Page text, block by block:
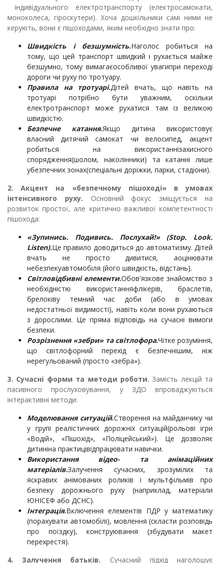
індивідуального електротранспорту (електросамокати,
моноколеса, гіроскутери). Хоча дошкільники самі ними не
керують, вони є пішоходами, яким необхідно знати про:
Швидкість і безшумність.Наголос робиться на
тому, що цей транспорт швидкий і рухається майже
безшумно, тому вимагаєособливої увагипри переході
дороги чи руху по тротуару.
Правила на тротуарі.Дітей вчать, що навіть на
тротуарі потрібно бути уважним, оскільки
електротранспорт може рухатися там із великою
швидкістю.
Безпечне катання.Якщо дитина використовує
власний дитячий самокат чи велосипед, акцент
робиться на використаннізахисного
спорядження(шолом, наколінники) та катанні лише
убезпечних зонах(спеціальні доріжки, парки, стадіони).
2. Акцент на «безпечному пішоході» в умовах
інтенсивного руху. Основний фокус зміщується на
розвиток простої, але критично важливої компетентності
пішохода:
«Зупинись. Подивись. Послухай!» (Stop. Look.
Listen).Це правило доводиться до автоматизму. Дітей
вчать не просто дивитися, аоцінювати
небезпекуавтомобіля (його швидкість, відстань).
Світловідбивні елементи.Обов'язкове знайомство з
необхідністю використанняфлікерів, браслетів,
брелоківу темний час доби (або в умовах
недостатньої видимості), навіть коли вони рухаються
з дорослими. Це пряма відповідь на сучасні вимоги
безпеки.
Розрізнення «зебри» та світлофора.Чітке розуміння,
що світлофорний перехід є безпечнішим, ніж
нерегульований (просто «зебра»).
3. Сучасні форми та методи роботи.Замість лекцій та
пасивного прослуховування, у ЗДО впроваджуються
інтерактивні методи:
Моделювання ситуацій.Створення на майданчику чи
у групі реалістичних дорожніх ситуацій(рольові ігри
«Водій», «Пішохід», «Поліцейський»). Це дозволяє
дитиніна практицівідпрацювати навички.
Використання відео- та анімаційних
матеріалів.Залучення сучасних, зрозумілих та
яскравих анімованих роликів і мультфільмів про
безпеку дорожнього руху (наприклад, матеріали
ЮНІСЕФ або ДСНС).
Інтеграція.Включення елементів ПДР у математику
(порахувати автомобілі), мовлення (скласти розповідь
про поїздку), конструювання (збудувати макет
перехрестя).
4. Залучення батьків. Сучасний підхід наголошує